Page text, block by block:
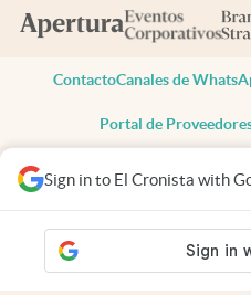
Sign in to El Cronista with
ContactoCanales de
Portal de
Todos los
Tel:+54 11